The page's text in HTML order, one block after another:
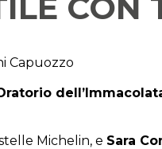
CON
Capuozzo
stelle Michelin, e Sara